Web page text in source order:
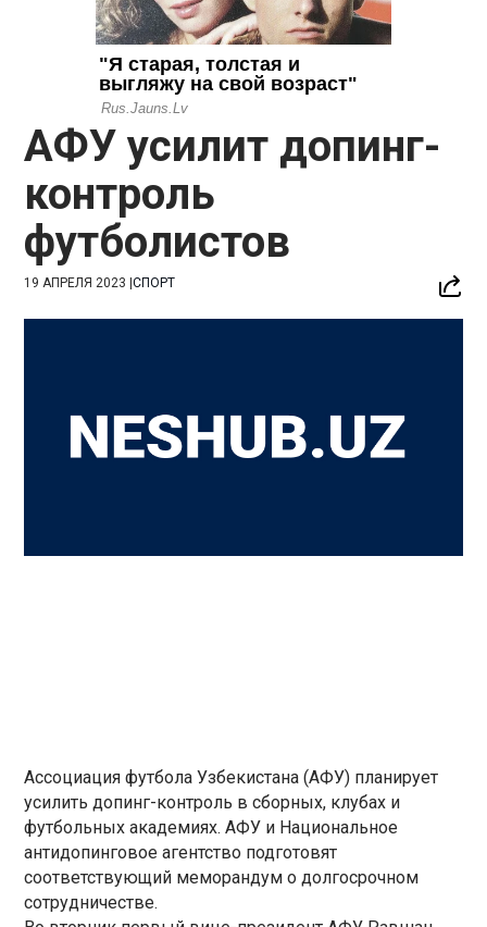
АФУ усилит допинг-
контроль
футболистов
19 АПРЕЛЯ 2023 |СПОРТ
Ассоциация футбола Узбекистана (АФУ) планирует
усилить допинг-контроль в сборных, клубах и
футбольных академиях. АФУ и Национальное
антидопинговое агентство подготовят
соответствующий меморандум о долгосрочном
сотрудничестве.